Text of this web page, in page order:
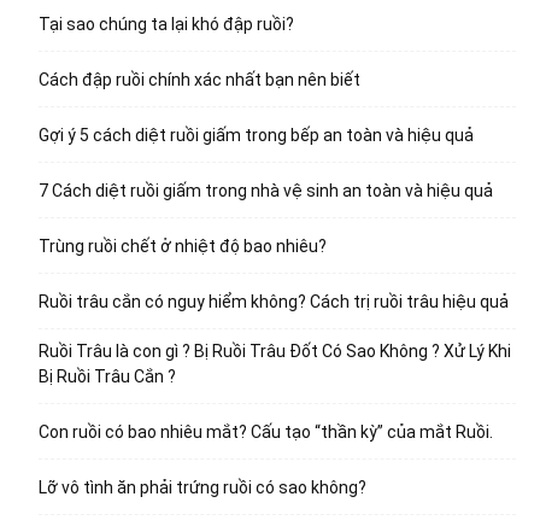
Tại sao chúng ta lại khó đập ruồi?
Cách đập ruồi chính xác nhất bạn nên biết
Gợi ý 5 cách diệt ruồi giấm trong bếp an toàn và hiệu quả
7 Cách diệt ruồi giấm trong nhà vệ sinh an toàn và hiệu quả
Trùng ruồi chết ở nhiệt độ bao nhiêu?
Ruồi trâu cắn có nguy hiểm không? Cách trị ruồi trâu hiệu quả
Ruồi Trâu là con gì ? Bị Ruồi Trâu Đốt Có Sao Không ? Xử Lý Khi
Bị Ruồi Trâu Cắn ?
Con ruồi có bao nhiêu mắt? Cấu tạo “thần kỳ” của mắt Ruồi.
Lỡ vô tình ăn phải trứng ruồi có sao không?